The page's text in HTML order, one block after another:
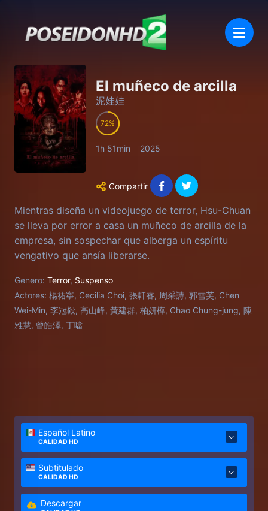
El muñeco de arcilla
泥娃娃
72
1h 51min 2025
Compartir
Mientras diseña un videojuego de terror, Hsu-Chuan
se lleva por error a casa un muñeco de arcilla de la
empresa, sin sospechar que alberga un espíritu
vengativo que ansía liberarse.
Genero: Terror, Suspenso
Actores: 楊祐寧, Cecilia Choi, 張軒睿, 周采詩, 郭雪芙, Chen
Wei-Min, 李冠毅, 高山峰, 黃建群, 柏妍樺, Chao Chung-jung, 陳
雅慧, 曾皓澤, 丁噹
Español Latino
CALIDAD HD
Subtitulado
CALIDAD HD
Descargar